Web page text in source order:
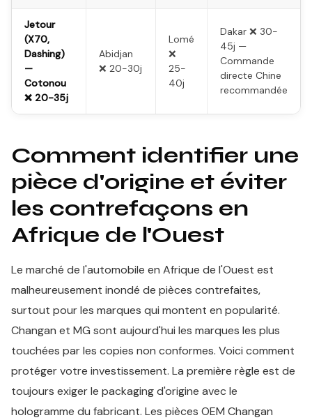
Jetour
(X70,
Dashing)
—
Cotonou
❌ 20-35j
Abidjan
❌ 20-30j
Lomé
❌
25-
40j
Dakar ❌ 30-
45j —
Commande
directe Chine
recommandée
Comment identifier une
pièce d'origine et éviter
les contrefaçons en
Afrique de l'Ouest
Le marché de l'automobile en Afrique de l'Ouest est
malheureusement inondé de pièces contrefaites,
surtout pour les marques qui montent en popularité.
Changan et MG sont aujourd'hui les marques les plus
touchées par les copies non conformes. Voici comment
protéger votre investissement. La première règle est de
toujours exiger le packaging d'origine avec le
hologramme du fabricant. Les pièces OEM Changan